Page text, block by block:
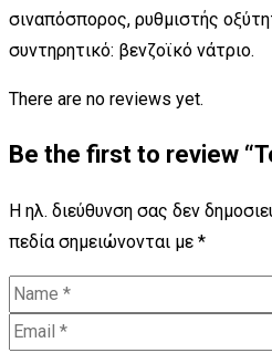
σιναπόσπορος, ρυθμιστής
συντηρητικό: βενζοϊκό νάτριο.
There are no reviews yet.
Be the first to review
Η ηλ. διεύθυνση σας δεν
πεδία σημειώνονται με *